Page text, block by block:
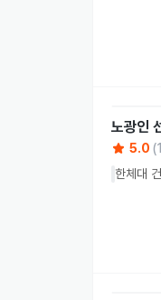
노광인
5.0 (
한체대